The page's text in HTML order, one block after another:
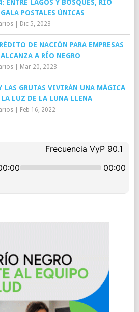
ENTRE LAGOS Y BOSQUES, RÍO
POSTALES ÚNICAS
| Dic 5, 2023
DE NACIÓN PARA EMPRESAS
A RÍO NEGRO
| Mar 20, 2023
LAS GRUTAS VIVIRÁN UNA MÁGICA
LA LUZ DE LA LUNA LLENA
| Feb 16, 2022